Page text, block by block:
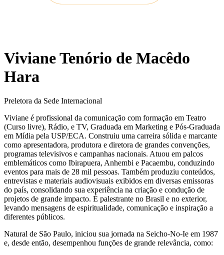
Viviane Tenório de Macêdo
Hara
Preletora da Sede Internacional
Viviane é profissional da comunicação com formação em Teatro
(Curso livre), Rádio, e TV, Graduada em Marketing e Pós-Graduada
em Mídia pela USP/ECA. Construiu uma carreira sólida e marcante
como apresentadora, produtora e diretora de grandes convenções,
programas televisivos e campanhas nacionais. Atuou em palcos
emblemáticos como Ibirapuera, Anhembi e Pacaembu, conduzindo
eventos para mais de 28 mil pessoas. Também produziu conteúdos,
entrevistas e materiais audiovisuais exibidos em diversas emissoras
do país, consolidando sua experiência na criação e condução de
projetos de grande impacto. É palestrante no Brasil e no exterior,
levando mensagens de espiritualidade, comunicação e inspiração a
diferentes públicos.
Natural de São Paulo, iniciou sua jornada na Seicho-No-Ie em 1987
e, desde então, desempenhou funções de grande relevância, como: